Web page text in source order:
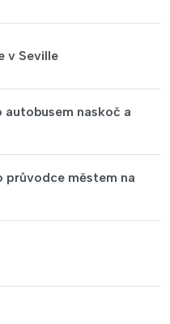
v Seville
naskoč a
průvodce městem na